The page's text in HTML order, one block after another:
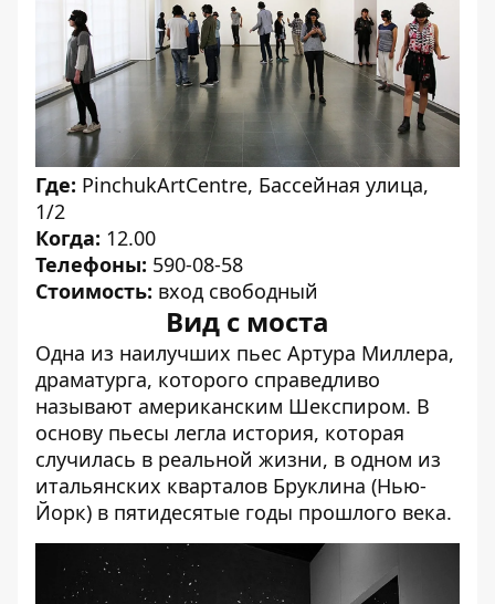
Где: PinchukArtCentre, Бассейная улица,
1/2
Когда: 12.00
Телефоны: 590-08-58
Стоимость: вход свободный
Вид с моста
Одна из наилучших пьес Артура Миллера,
драматурга, которого справедливо
называют американским Шекспиром. В
основу пьесы легла история, которая
случилась в реальной жизни, в одном из
итальянских кварталов Бруклина (Нью-
Йорк) в пятидесятые годы прошлого века.